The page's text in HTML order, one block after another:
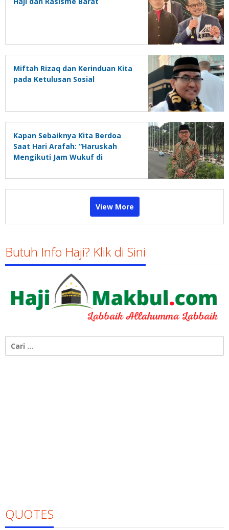
Miftah Rizaq dan Kerinduan Kita
pada Ketulusan Sosial
Kapan Sebaiknya Kita Berdoa
Saat Hari Arafah: “Haruskah
Mengikuti Jam Wukuf di
View More
Butuh Info Haji? Klik di Sini
untuk:
QUOTES